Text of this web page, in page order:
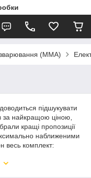
(MMA)
підшукувати
за найкращою ціною,
кращі пропозиції
наближеними
весь комплект:
власною